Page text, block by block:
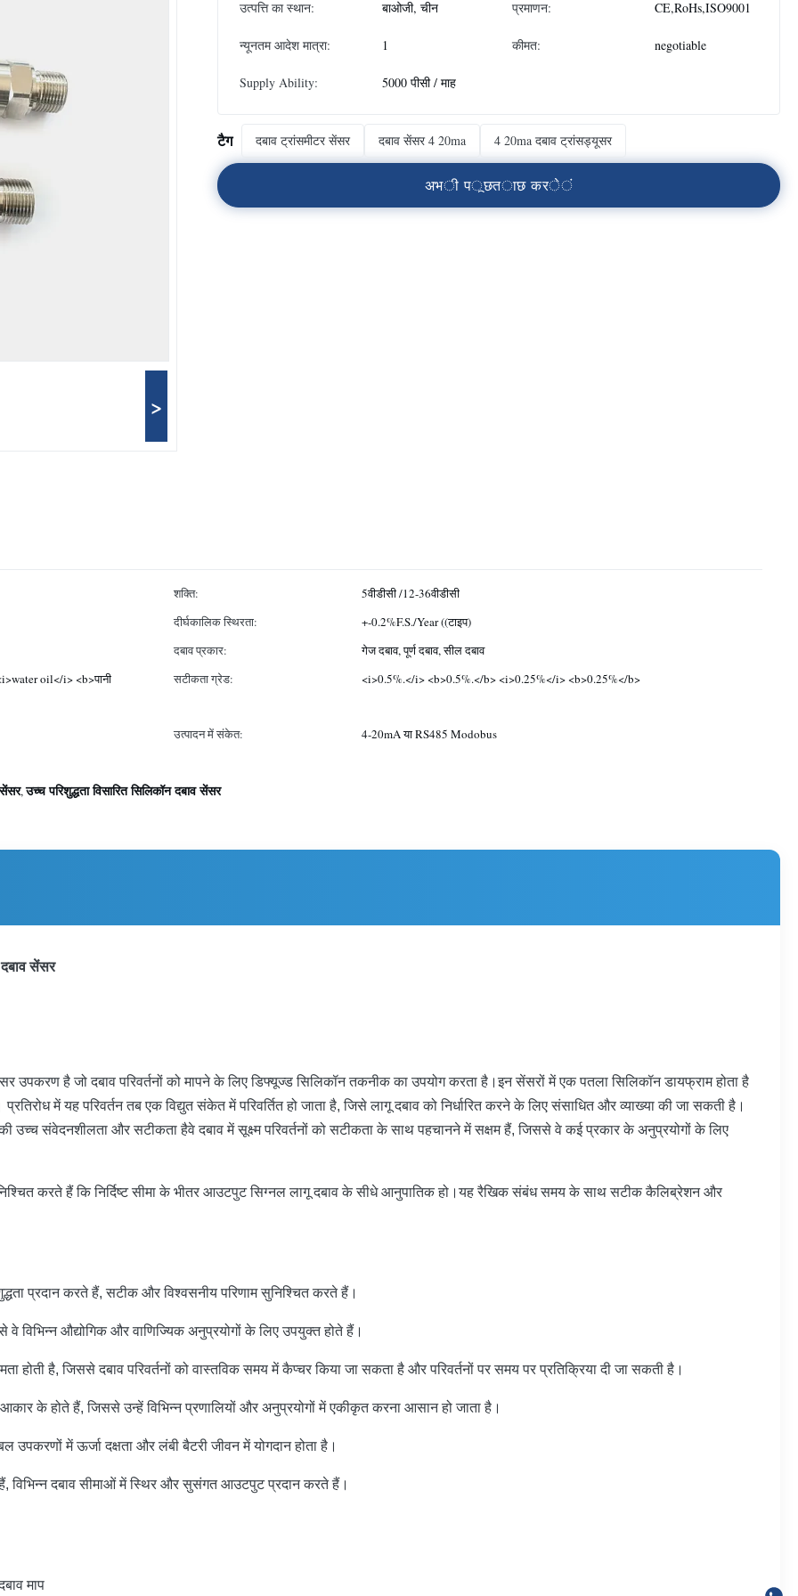
>
उत्पत्ति का स्थान: बाओजी, चीन प्रमाणन: CE,RoHs,ISO9001
न्यूनतम आदेश मात्रा: 1 कीमत: negotiable
Supply Ability: 5000 पीसी / माह
टैग दबाव ट्रांसमीटर सेंसर दबाव सेंसर 4 20ma 4 20ma दबाव ट्रांसड्यूसर
अभी पूछताछ करें
शक्ति:
5वीडीसी /12-36वीडीसी
दीर्घकालिक स्थिरता:
+-0.2%F.S./Year ((टाइप)
दबाव प्रकार:
गेज दबाव, पूर्ण दबाव, सील दबाव
oil</i> <b>पानी
सटीकता ग्रेड: <i>0.5%.</i> <b>0.5%.</b> <i>0.25%</i> <b>0.25%</b>
उत्पादन में संकेत: 4-20mA या RS485 Modobus
,उच्च परिशुद्धता विसारित सिलिकॉन दबाव सेंसर
सेंसर
है जो दबाव परिवर्तनों को मापने के लिए डिफ्यूज्ड सिलिकॉन तकनीक का उपयोग करता है।इन सेंसरों में एक पतला सिलिकॉन डायफ्राम होता है
में यह परिवर्तन तब एक विद्युत संकेत में परिवर्तित हो जाता है, जिसे लागू दबाव को निर्धारित करने के लिए संसाधित और व्याख्या की जा सकती है।
उच्च संवेदनशीलता और सटीकता हैवे दबाव में सूक्ष्म परिवर्तनों को सटीकता के साथ पहचानने में सक्षम हैं, जिससे वे कई प्रकार के अनुप्रयोगों के लिए
करते हैं कि निर्दिष्ट सीमा के भीतर आउटपुट सिग्नल लागू दबाव के सीधे आनुपातिक हो।यह रैखिक संबंध समय के साथ सटीक कैलिब्रेशन और
प्रदान करते हैं, सटीक और विश्वसनीय परिणाम सुनिश्चित करते हैं।
विभिन्न औद्योगिक और वाणिज्यिक अनुप्रयोगों के लिए उपयुक्त होते हैं।
होती है, जिससे दबाव परिवर्तनों को वास्तविक समय में कैप्चर किया जा सकता है और परिवर्तनों पर समय पर प्रतिक्रिया दी जा सकती है।
के होते हैं, जिससे उन्हें विभिन्न प्रणालियों और अनुप्रयोगों में एकीकृत करना आसान हो जाता है।
में ऊर्जा दक्षता और लंबी बैटरी जीवन में योगदान होता है।
विभिन्न दबाव सीमाओं में स्थिर और सुसंगत आउटपुट प्रदान करते हैं।
माप